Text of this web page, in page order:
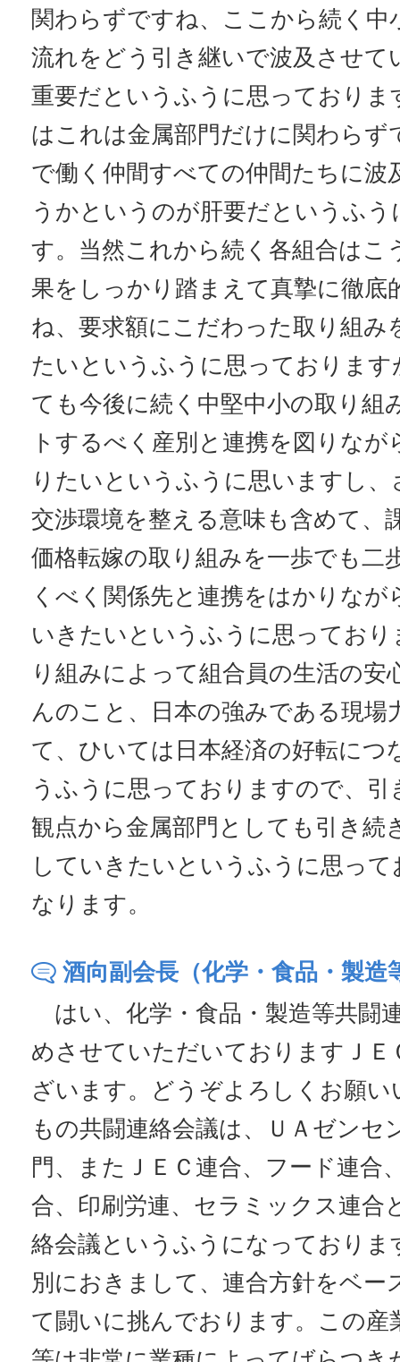
関わらずですね、ここから続く中
流れをどう引き継いで波及させて
重要だというふうに思っておりま
はこれは金属部門だけに関わらず
で働く仲間すべての仲間たちに波
うかというのが肝要だというふ
す。当然これから続く各組合はこ
果をしっかり踏まえて真摯に徹底
ね、要求額にこだわった取り組み
たいというふうに思っております
ても今後に続く中堅中小の取り組
トするべく産別と連携を図りな
りたいというふうに思いますし
交渉環境を整える意味も含めて、
価格転嫁の取り組みを一歩でも二
くべく関係先と連携をはかりな
いきたいというふうに思ってお
り組みによって組合員の生活の安
んのこと、日本の強みである現場
て、ひいては日本経済の好転につ
うふうに思っておりますので、
観点から金属部門としても引き続
していきたいというふうに思っ
なります。
酒向副会長（化学・食品・製造
はい、化学・食品・製造等共闘
めさせていただいておりますＪＥ
ざいます。どうぞよろしくお願
もの共闘連絡会議は、ＵＡゼンセ
門、またＪＥＣ連合、フード連合
合、印刷労連、セラミックス連合
絡会議というふうになっておりま
別におきまして、連合方針をベー
て闘いに挑んでおります。この産